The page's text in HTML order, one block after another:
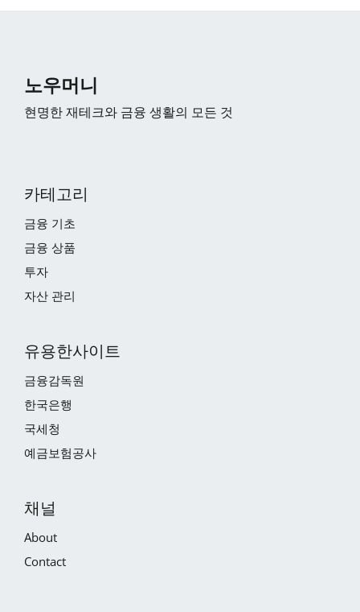
노우머니
현명한 재테크와 금융 생활의 모든 것
카테고리
금융 기초
금융 상품
투자
자산 관리
유용한사이트
금융감독원
한국은행
국세청
예금보험공사
채널
About
Contact